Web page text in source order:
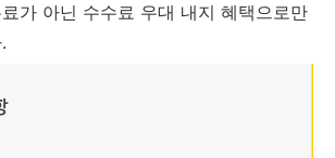
가 아닌 수수료 우대 내지 혜택으로만